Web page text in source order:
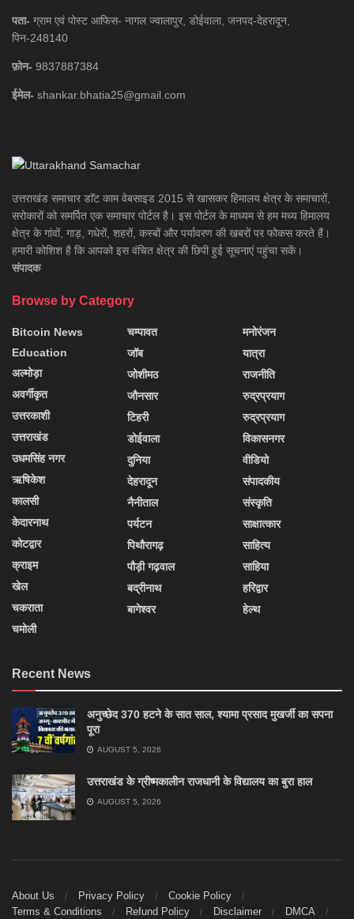
पता- ग्राम एवं पोस्ट आफिस- नागल ज्वालापुर, डोईवाला, जनपद-देहरादून,
पिन-248140
फ़ोन- 9837887384
ईमेल- shankar.bhatia25@gmail.com
उत्तराखंड समाचार डाॅट काम वेबसाइड 2015 से खासकर हिमालय क्षेत्र के समाचारों,
सरोकारों को समर्पित एक समाचार पोर्टल है। इस पोर्टल के माध्यम से हम मध्य हिमालय
क्षेत्र के गांवों, गाड़, गधेरों, शहरों, कस्बों और पर्यावरण की खबरों पर फोकस करते हैं।
हमारी कोशिश है कि आपको इस वंचित क्षेत्र की छिपी हुई सूचनाएं पहुंचा सकें।
संपादक
Browse by Category
Bitcoin News
Education
अल्मोड़ा
अवर्गीकृत
उत्तरकाशी
उत्तराखंड
उधमसिंह नगर
ऋषिकेश
कालसी
केदारनाथ
कोटद्वार
क्राइम
खेल
चकराता
चमोली
चम्पावत
जॉब
जोशीमठ
जौनसार
टिहरी
डोईवाला
दुनिया
देहरादून
नैनीताल
पर्यटन
पिथौरागढ़
पौड़ी गढ़वाल
बद्रीनाथ
बागेश्वर
मनोरंजन
यात्रा
राजनीति
रुद्रप्रयाग
रुद्रप्रयाग
विकासनगर
वीडियो
संपादकीय
संस्कृति
साक्षात्कार
साहित्य
साहिया
हरिद्वार
हेल्थ
Recent News
अनुच्छेद 370 हटने के सात साल, श्यामा प्रसाद मुखर्जी का सपना
पूरा
AUGUST 5, 2026
उत्तराखंड के ग्रीष्मकालीन राजधानी के विद्यालय का बुरा हाल
AUGUST 5, 2026
About Us Privacy Policy
Cookie Policy
Terms & Conditions
Refund Policy Disclaimer
DMCA